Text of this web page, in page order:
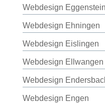
Webdesign
Webdesign Ehningen
Webdesign Eislingen
Webdesign Ellwangen
Webdesign
Webdesign Engen